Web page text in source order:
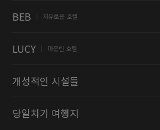
BEB 자유로운 호텔
LUCY 마운틴 호텔
개성적인 시설들
당일치기 여행지